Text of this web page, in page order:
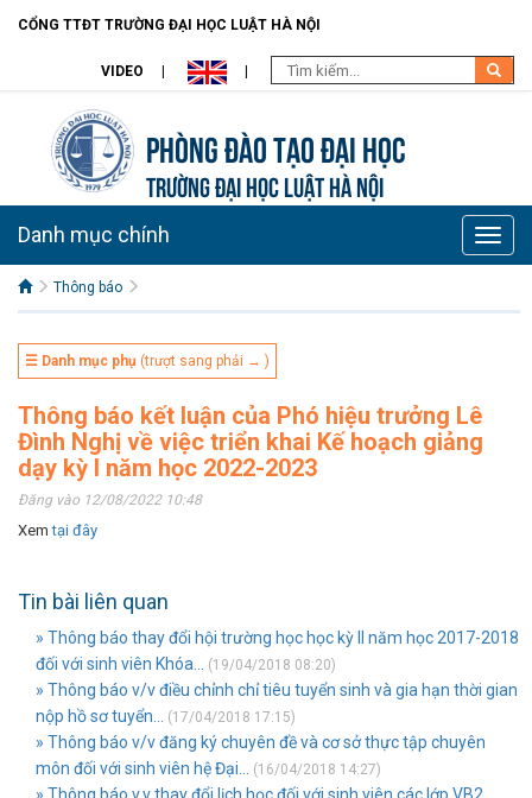
CỔNG TTĐT TRƯỜNG ĐẠI HỌC LUẬT HÀ NỘI
VIDEO
Phòng Đào Tạo đại học
TRƯỜNG ĐẠI HỌC LUẬT HÀ NỘI
Toggle
Danh mục chính
Thông báo
☰ Danh mục phụ (trượt sang phải → )
Thông báo kết luận của Phó hiệu trưởng Lê
Đình Nghị về việc triển khai Kế hoạch giảng
dạy kỳ I năm học 2022-2023
Đăng vào 12/08/2022 10:48
Xemtại đây
Tin bài liên quan
» Thông báo thay đổi hội trường học học kỳ II năm học 2017-2018
đối với sinh viên Khóa...
(19/04/2018 08:20)
» Thông báo v/v điều chỉnh chỉ tiêu tuyển sinh và gia hạn thời gian
nộp hồ sơ tuyển...
(17/04/2018 17:15)
» Thông báo v/v đăng ký chuyên đề và cơ sở thực tập chuyên
môn đối với sinh viên hệ Đại...
(16/04/2018 14:27)